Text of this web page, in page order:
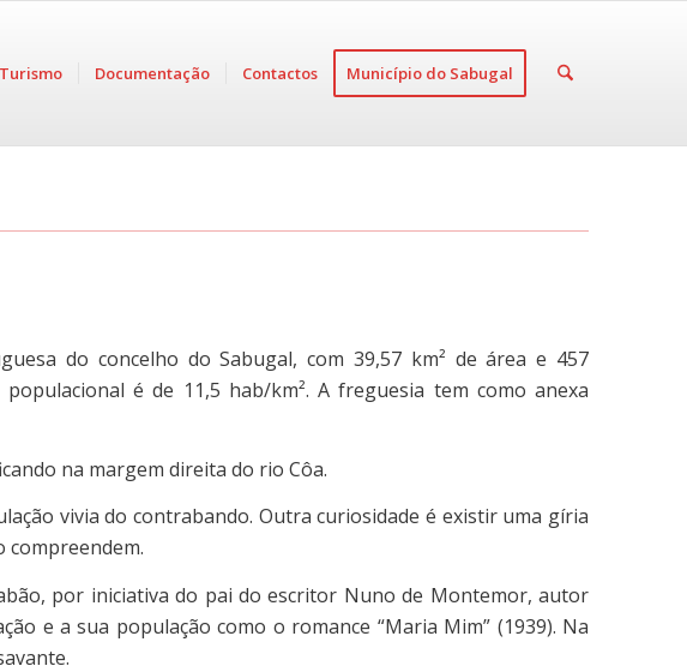
Turismo Documentação Contactos Município do Sabugal
do concelho do Sabugal, com 39,57 km² de área e 457
é de 11,5 hab/km². A freguesia tem como anexa
na margem direita do rio Côa.
vivia do contrabando. Outra curiosidade é existir uma gíria
por iniciativa do pai do escritor Nuno de Montemor, autor
e a sua população como o romance “Maria Mim” (1939). Na